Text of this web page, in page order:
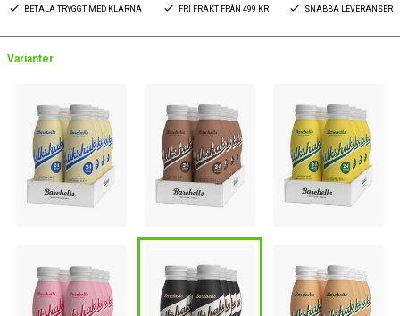
BETALA TRYGGT MED KLARNA FRI FRAKT FRÅN 499 KR SNABBA LEVERANSER
Varianter